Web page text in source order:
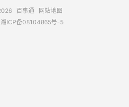
百事通
网站地图
湘ICP备08104865号-5